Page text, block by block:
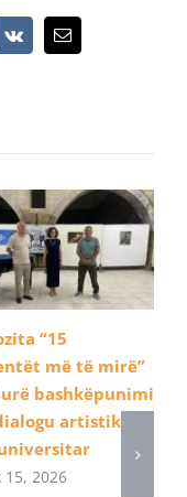
Vk Email
“15
më të mirë”
bashkëpunimi
artistik
15, 2026